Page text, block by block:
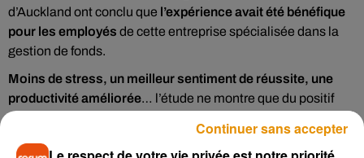
d’Auckland ont conclu que l’expérience avait été bénéfique
pour les employés de cette entreprise spécialisée dans la
gestion de fonds.
Moins de stress, un meilleur sentiment de réussite, une
productivité améliorée… l’étude ne montre que du positif
dans les conséquences de ce changement radical du mode
de travail, comme le confie Helen Delanay, une des
Continuer sans accepter